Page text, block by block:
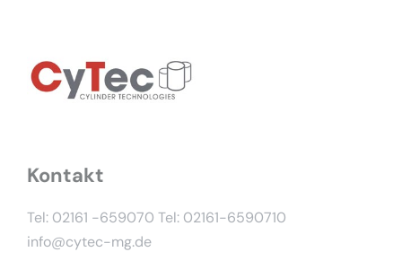
Kontakt
Tel: 02161 -659070 Tel: 02161-6590710
info@cytec-mg.de